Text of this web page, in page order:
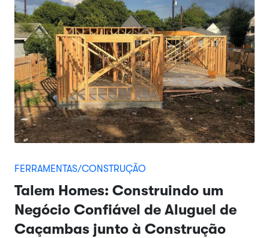
FERRAMENTAS/CONSTRUÇÃO
Talem Homes: Construindo um
Negócio Confiável de Aluguel de
Caçambas junto à Construção